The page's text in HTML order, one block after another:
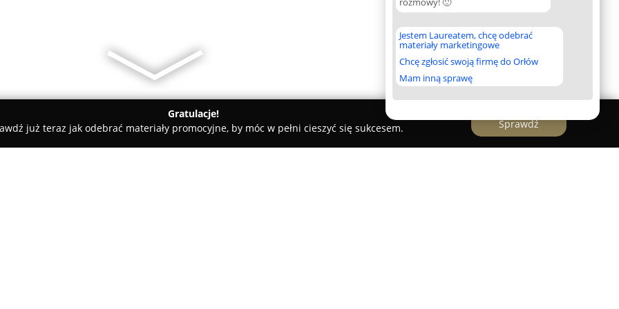
Jestem Laureatem, chcę odebrać
materiały marketingowe
Chcę zgłosić swoją firmę do Orłów
Mam inną sprawę
Gratulacje!
już teraz jak odebrać materiały promocyjne, by móc w pełni cieszyć się sukcesem.
Sprawdź